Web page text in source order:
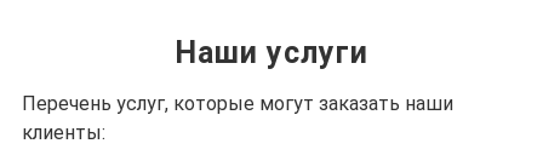
Наши услуги
Перечень услуг, которые могут заказать наши
клиенты: